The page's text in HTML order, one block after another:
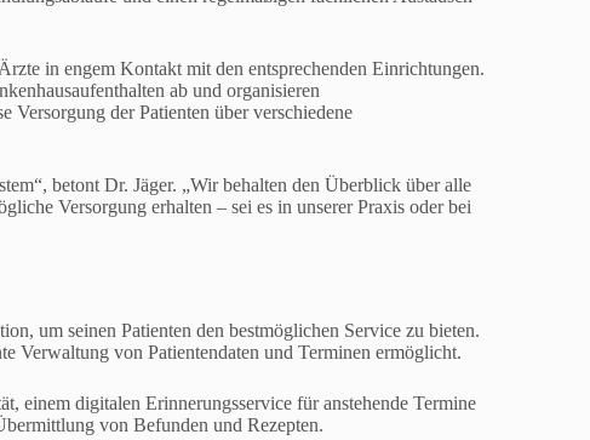
in engem Kontakt mit den entsprechenden Einrichtungen.
ab und organisieren
Versorgung der Patienten über verschiedene
betont Dr. Jäger. „Wir behalten den Überblick über alle
Versorgung erhalten – sei es in unserer Praxis oder bei
um seinen Patienten den bestmöglichen Service zu bieten.
Verwaltung von Patientendaten und Terminen ermöglicht.
einem digitalen Erinnerungsservice für anstehende Termine
von Befunden und Rezepten.